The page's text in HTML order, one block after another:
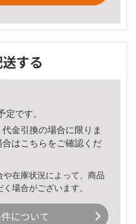
する
定です。
金引換の場合に限りま
はこちら をご確認くだ
在庫状況によって、商品
場合がございます。
について